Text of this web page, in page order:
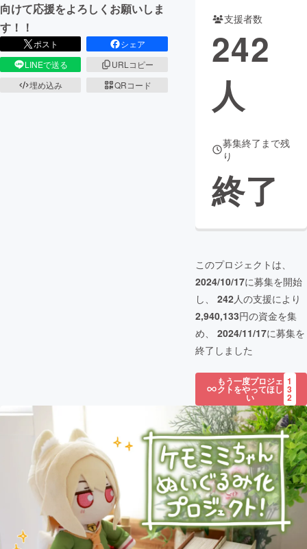
向けて応援をよろしくお願いしま
す！！
ポスト
シェア
LINEで送る
URLコピー
埋め込み
QRコード
支援者数
242
人
募集終了まで残
り
終了
このプロジェクトは、
2024/10/17に募集を開始
し、 242人の支援により
2,940,133円の資金を集
め、 2024/11/17に募集を
終了しました
もう一度プロジェ
クトをやってほし
い
1
3
2